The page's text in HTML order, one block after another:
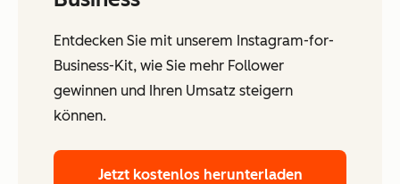
Entdecken Sie mit unserem Instagram-for-
Business-Kit, wie Sie mehr Follower
gewinnen und Ihren Umsatz steigern
können.
Jetzt kostenlos herunterladen